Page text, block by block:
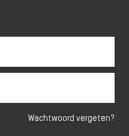
Wachtwoord vergeten?